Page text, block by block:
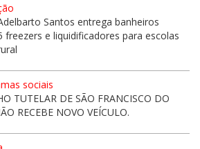
Santos entrega banheiros
freezers e liquidificadores para escolas
sociais
TUTELAR DE SÃO FRANCISCO DO
RECEBE NOVO VEÍCULO.